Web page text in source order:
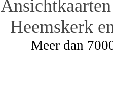
Heemskerk
Meer dan